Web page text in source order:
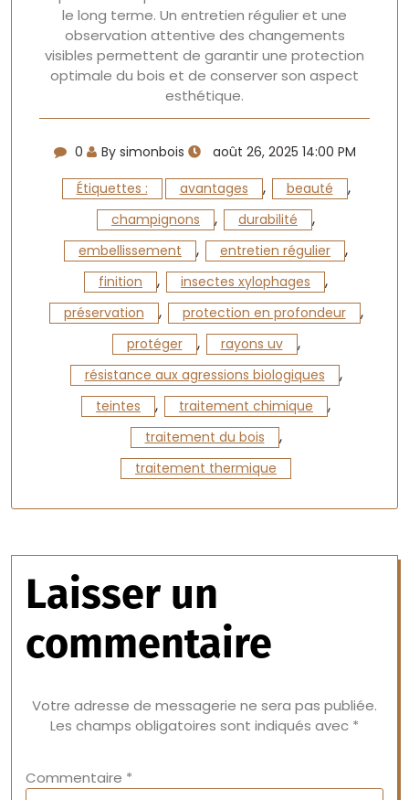
le long terme. Un entretien régulier et une
observation attentive des changements
visibles permettent de garantir une protection
optimale du bois et de conserver son aspect
esthétique.
0 By simonbois
août 26, 2025 14:00 PM
Étiquettes :
avantages , beauté ,
champignons , durabilité ,
embellissement , entretien régulier ,
finition , insectes xylophages ,
préservation , protection en profondeur ,
protéger , rayons uv ,
résistance aux agressions biologiques ,
teintes , traitement chimique ,
traitement du bois ,
traitement thermique
Laisser un
commentaire
Votre adresse de messagerie ne sera pas publiée.
Les champs obligatoires sont indiqués avec *
Commentaire *